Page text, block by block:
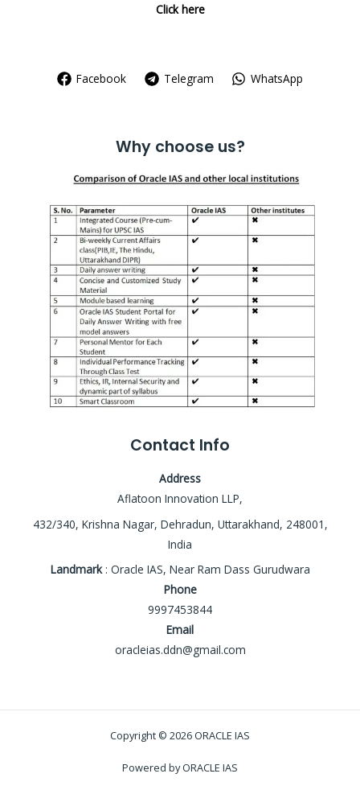
Click here
Facebook Telegram WhatsApp
Why choose us?
Contact Info
Address
Aflatoon Innovation LLP,
432/340, Krishna Nagar, Dehradun, Uttarakhand, 248001,
India
Landmark: Oracle IAS, Near Ram Dass Gurudwara
Phone
9997453844
Email
oracleias.ddn@gmail.com
Copyright © 2026 ORACLE IAS
Powered by ORACLE IAS